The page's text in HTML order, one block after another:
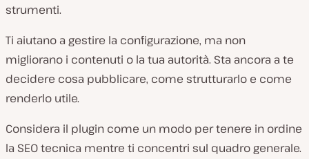
strumenti.
Ti aiutano a gestire la configurazione, ma non
migliorano i contenuti o la tua autorità. Sta ancora a te
decidere cosa pubblicare, come strutturarlo e come
renderlo utile.
Considera il plugin come un modo per tenere in ordine
la SEO tecnica mentre ti concentri sul quadro generale.